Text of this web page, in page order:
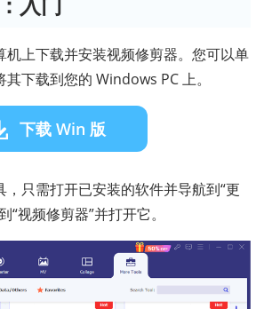
机上下载并安装视频修剪器。您可以单
下载到您的 Windows PC 上。
下载 Win 版
只需打开已安装的软件并导航到“更
“视频修剪器”并打开它。